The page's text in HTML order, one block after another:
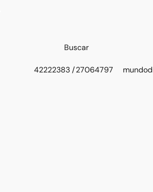
42222383 / 27064797